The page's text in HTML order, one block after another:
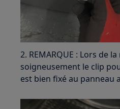
2. REMARQUE : Lors de
soigneusement le clip
est bien fixé au panneau